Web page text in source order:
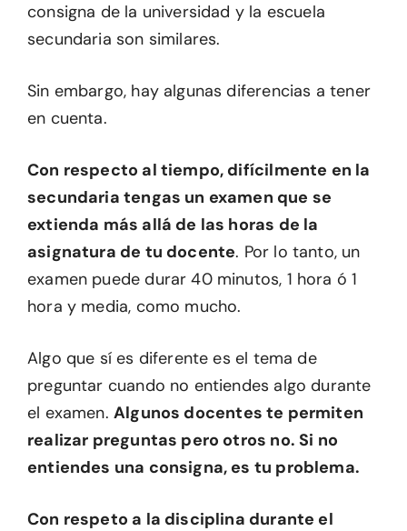
consigna de la universidad y la escuela
secundaria son similares.
Sin embargo, hay algunas diferencias a tener
en cuenta.
Con respecto al tiempo, difícilmente en la
secundaria tengas un examen que se
extienda más allá de las horas de la
asignatura de tu docente. Por lo tanto, un
examen puede durar 40 minutos, 1 hora ó 1
hora y media, como mucho.
Algo que sí es diferente es el tema de
preguntar cuando no entiendes algo durante
el examen. Algunos docentes te permiten
realizar preguntas pero otros no. Si no
entiendes una consigna, es tu problema.
Con respeto a la disciplina durante el